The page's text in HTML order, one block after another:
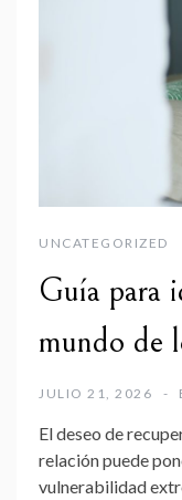
UNCATEGORIZED
Guía para
mundo de
JULIO 21, 2026
El deseo de
relación puede
vulnerabilidad